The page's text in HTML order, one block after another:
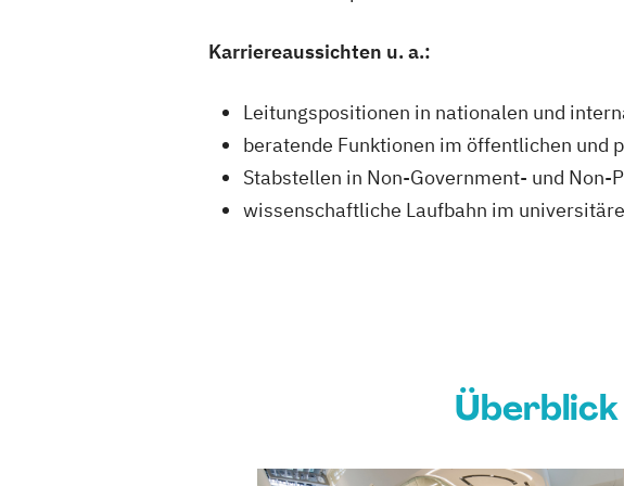
Karriereaussichten u. a.:
Leitungspositionen in nationalen und
beratende Funktionen im öffentlichen und
Stabstellen in Non-Government- und Non-
wissenschaftliche Laufbahn im